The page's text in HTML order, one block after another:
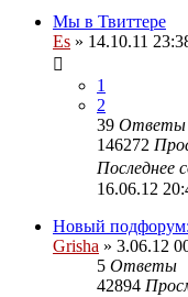
Мы в Твиттере
Es » 14.10.11
1
2
39 Ответы
146272
Последнее
16.06.12
Новый подфорум:
Grisha » 3.06.12
5 Ответы
42894